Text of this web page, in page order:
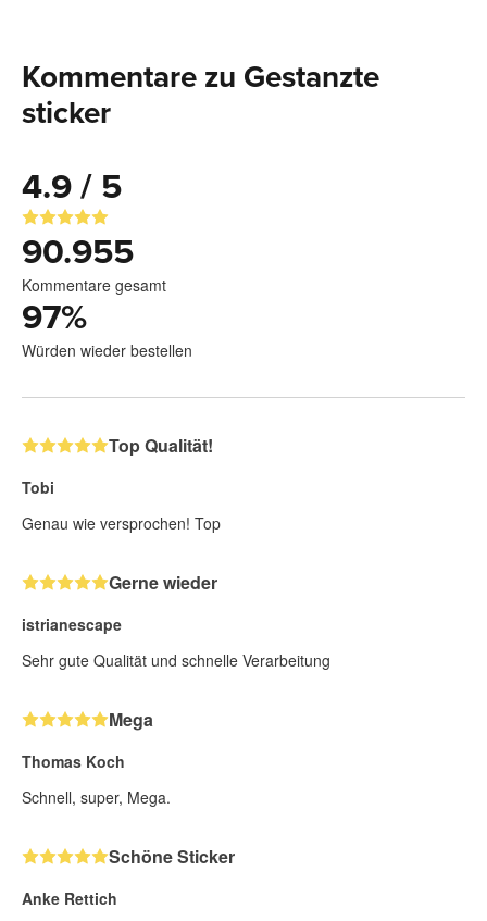
Kommentare zu Gestanzte
sticker
4.9 / 5
90.955
Kommentare gesamt
97%
Würden wieder bestellen
Top Qualität!
Tobi
Genau wie versprochen! Top
Gerne wieder
istrianescape
Sehr gute Qualität und schnelle Verarbeitung
Mega
Thomas Koch
Schnell, super, Mega.
Schöne Sticker
Anke Rettich